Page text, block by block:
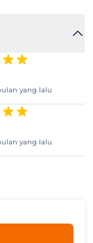
yang lalu
yang lalu